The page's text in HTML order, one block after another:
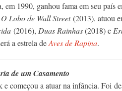
1990, ganhou fama em seu país
O Lobo de Wall Street(2013), atuou
(2016), Duas Rainhas(2018) e
a estrela deAves de Rapina.
de um Casamento
começou a atuar na infância. Foi